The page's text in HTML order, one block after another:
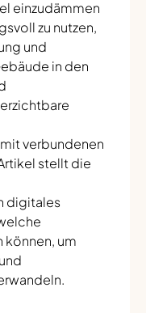
einzudämmen
zu nutzen,
und
in den
verbundenen
stellt die
digitales
um